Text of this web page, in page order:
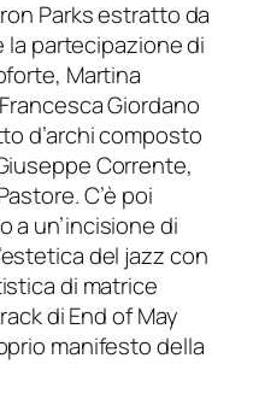
Parks estratto da
la partecipazione di
Martina
Giordano
d’archi composto
Corrente,
C’è poi
a un’incisione di
del jazz con
di matrice
diEnd of May
manifesto della